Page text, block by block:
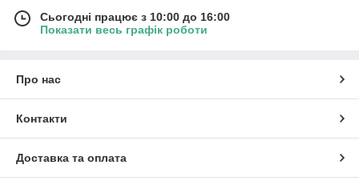
Сьогодні працює з 10:00 до 16:00
Показати весь графік роботи
Про нас
Контакти
Доставка та оплата